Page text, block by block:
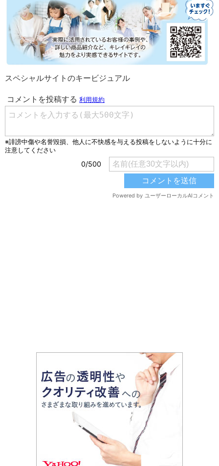
スペシャルサイトのキービジュアル